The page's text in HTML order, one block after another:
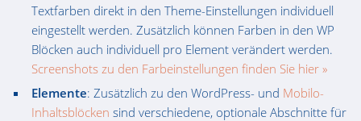
Textfarben direkt in den Theme-Einstellungen individuell
eingestellt werden. Zusätzlich können Farben in den WP
Blöcken auch individuell pro Element verändert werden.
Screenshots zu den Farbeinstellungen finden Sie hier »
Elemente: Zusätzlich zu den WordPress- und Mobilo-
Inhaltsblöcken sind verschiedene, optionale Abschnitte für